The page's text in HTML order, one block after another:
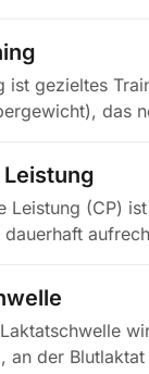
ist gezieltes
das
Leistung (CP)
dauerhaft
an der